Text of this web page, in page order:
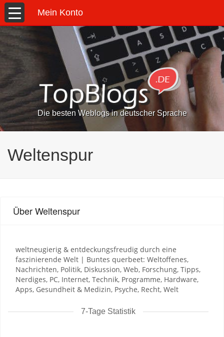
Mein Konto
Die besten Weblogs in deutscher Sprache
Weltenspur
Über Weltenspur
weltneugierig & entdeckungsfreudig durch eine
faszinierende Welt | Buntes querbeet: Weltoffenes,
Nachrichten, Politik, Diskussion, Web, Forschung, Tipps,
Nerdiges, PC, Internet, Technik, Programme, Hardware,
Apps, Gesundheit & Medizin, Psyche, Recht, Welt
7-Tage Statistik